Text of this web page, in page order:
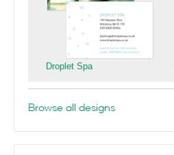
Droplet Spa
Browse all designs